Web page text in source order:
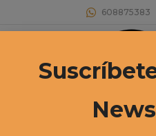
608875383
Buscar:
Archivos de